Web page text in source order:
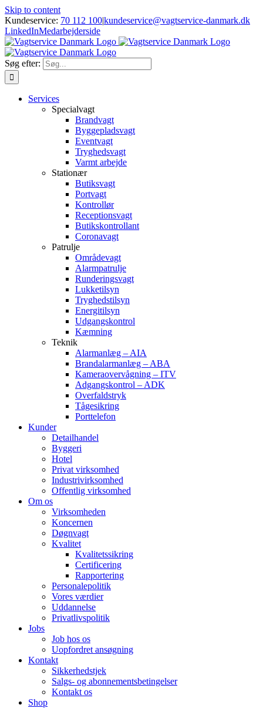
Skip to content
Kundeservice: 70 112 100|kundeservice@vagtservice-danmark.dk
LinkedInMedarbejderside
Søg efter:
Services
Specialvagt
Brandvagt
Byggepladsvagt
Eventvagt
Tryghedsvagt
Varmt arbejde
Stationær
Butiksvagt
Portvagt
Kontrollør
Receptionsvagt
Butikskontrollant
Coronavagt
Patrulje
Områdevagt
Alarmpatrulje
Runderingsvagt
Lukketilsyn
Tryghedstilsyn
Energitilsyn
Udgangskontrol
Kæmning
Teknik
Alarmanlæg – AIA
Brandalarmanlæg – ABA
Kameraovervågning – ITV
Adgangskontrol – ADK
Overfaldstryk
Tågesikring
Porttelefon
Kunder
Detailhandel
Byggeri
Hotel
Privat virksomhed
Industrivirksomhed
Offentlig virksomhed
Om os
Virksomheden
Koncernen
Døgnvagt
Kvalitet
Kvalitetssikring
Certificering
Rapportering
Personalepolitik
Vores værdier
Uddannelse
Privatlivspolitik
Jobs
Job hos os
Uopfordret ansøgning
Kontakt
Sikkerhedstjek
Salgs- og abonnementsbetingelser
Kontakt os
Shop